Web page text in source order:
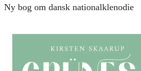
Ny bog om dansk nationalklenodie